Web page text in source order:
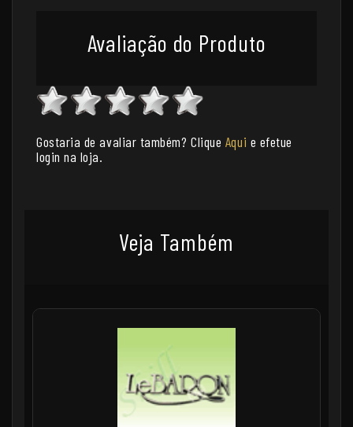
Avaliação do Produto
Gostaria de avaliar também? Clique Aqui e efetue
login na loja.
Veja Também